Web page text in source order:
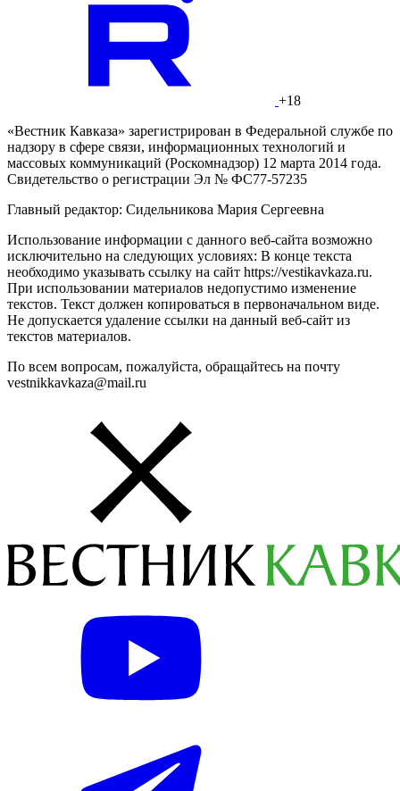
+18
«Вестник Кавказа» зарегистрирован в Федеральной службе по
надзору в сфере связи, информационных технологий и
массовых коммуникаций (Роскомнадзор) 12 марта 2014 года.
Свидетельство о регистрации Эл № ФС77-57235
Главный редактор: Сидельникова Мария Сергеевна
Использование информации с данного веб-сайта возможно
исключительно на следующих условиях: В конце текста
необходимо указывать ссылку на сайт https://vestikavkaza.ru.
При использовании материалов недопустимо изменение
текстов. Текст должен копироваться в первоначальном виде.
Не допускается удаление ссылки на данный веб-сайт из
текстов материалов.
По всем вопросам, пожалуйста, обращайтесь на почту
vestnikkavkaza@mail.ru